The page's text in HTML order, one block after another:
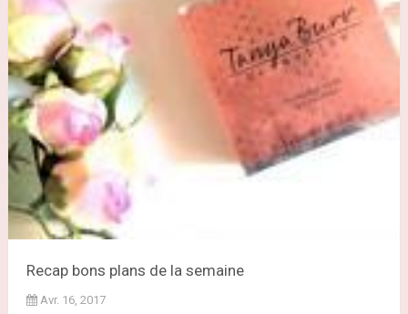
Recap bons plans de la semaine
Avr. 16, 2017